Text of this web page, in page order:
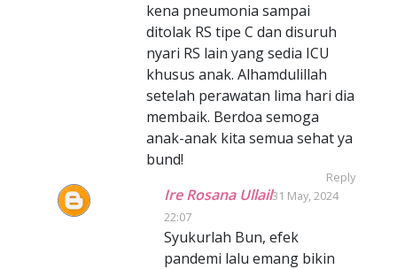
kena pneumonia sampai
ditolak RS tipe C dan disuruh
nyari RS lain yang sedia ICU
khusus anak. Alhamdulillah
setelah perawatan lima hari dia
membaik. Berdoa semoga
anak-anak kita semua sehat ya
bund!
Reply
Ire Rosana Ullail31 May, 2024
22:07
Syukurlah Bun, efek
pandemi lalu emang bikin